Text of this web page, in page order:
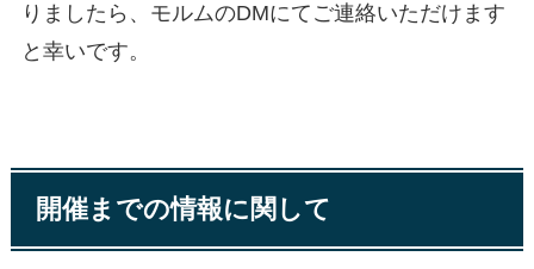
りましたら、モルムのDMにてご連絡いただけます
と幸いです。
開催までの情報に関して